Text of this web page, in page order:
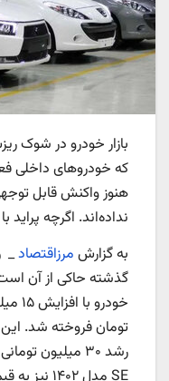
بازار خودرو در شوک
که خودروهای داخلی
هنوز واکنش قابل
نداده‌اند. اگرچه
به گزارش مرزاقتصاد
تومان فروخته شد. این